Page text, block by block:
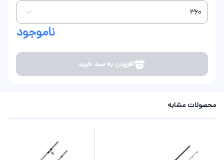
ناموجود
افزودن به سبد خرید
محصولات مشابه